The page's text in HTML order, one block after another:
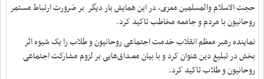
حجت الاسلام والمسلمین معزی، در این همایش بار دیگر بر ضرورت ارتباط مستمر
روحانیون با مردم و جامعه مخاطب تاکید کرد.
نماینده رهبر معظم انقلاب خدمت اجتماعی روحانیون و طلاب را یک شیوه اثر
بخش در تبلیغ دین عنوان کرد و با بیان مصداق‌هایی بر لزوم مشارکت اجتماعی
روحانیون و طلاب تاکید کرد.